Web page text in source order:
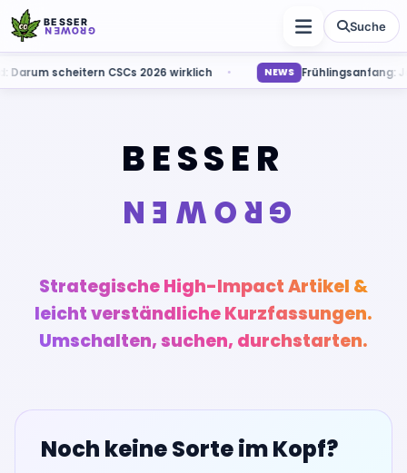
BESSER
GROWEN Suche
Darum scheitern CSCs 2026 wirklich NEWS
Besser Growen – Blog
BESSER
GROWEN
Strategische High-Impact Artikel &
leicht verständliche Kurzfassungen.
Umschalten, suchen, durchstarten.
Noch keine Sorte im Kopf?